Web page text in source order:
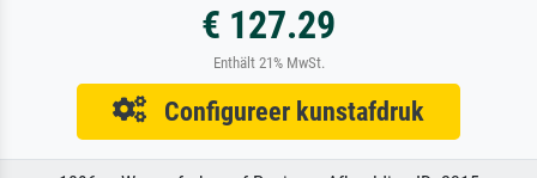
€ 127.29
Enthält 21% MwSt.
Configureer kunstafdruk